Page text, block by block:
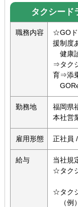
タクシード
職務内容
☆GOド
援制度
健康
⇒タク
育⇒添
勤務地
福岡県
本社営
雇用形態 正社員
給与
当社規
☆タク
☆タク
（例